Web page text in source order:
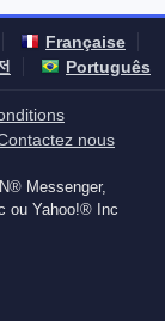
Française
Português
nous
Messenger,
ou Yahoo!® Inc